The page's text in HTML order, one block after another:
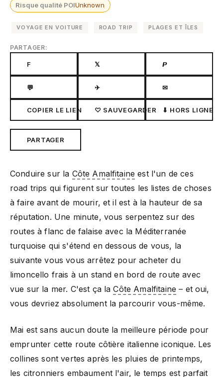
Risque qualité POIUnknown
VOYAGE EN VOITURE ROAD TRIP PLAGES ET ÎLES
PARTAGER:
F 𝕏 𝙋
💬 ✈ ✉
COPIER LE LIEN ♡ SAUVEGARDER ⬇ HORS LIGNE
PARTAGER
Conduire sur la Côte Amalfitaine est l'un de ces
road trips qui figurent sur toutes les listes de choses
à faire avant de mourir, et il est à la hauteur de sa
réputation. Une minute, vous serpentez sur des
routes à flanc de falaise avec la Méditerranée
turquoise qui s'étend en dessous de vous, la
suivante vous vous arrêtez pour acheter du
limoncello frais à un stand en bord de route avec
vue sur la mer. C'est ça laCôte Amalfitaine – et oui,
vous devriez absolument la parcourir vous-même.
Mai est sans aucun doute la meilleure période pour
emprunter cette route côtière italienne iconique. Les
collines sont vertes après les pluies de printemps,
les citronniers embaument l'air, le temps est parfait